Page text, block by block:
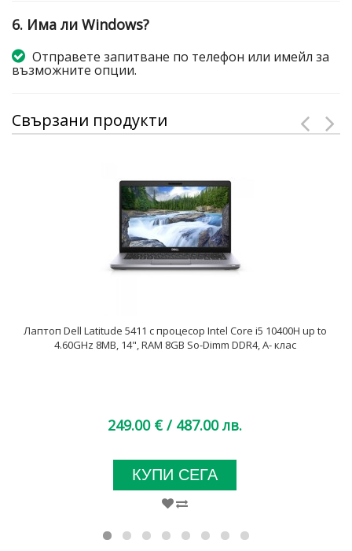
6. Има ли Windows?
Отправете запитване по телефон или имейл за
възможните опции.
Свързани продукти
Лаптоп Dell Latitude 5411 с процесор Intel Core i5 10400H up to
4.60GHz 8MB, 14", RAM 8GB So-Dimm DDR4, A- клас
249.00 € / 487.00 лв.
КУПИ СЕГА